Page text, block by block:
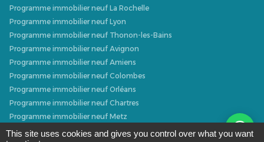
Programme immobilier neuf La Rochelle
Programme immobilier neuf Lyon
Programme immobilier neuf Thonon-les-Bains
Programme immobilier neuf Avignon
Programme immobilier neuf Amiens
Programme immobilier neuf Colombes
Programme immobilier neuf Orléans
Programme immobilier neuf Chartres
Programme immobilier neuf Metz
Programme immobilier neuf Caen
This site uses cookies and gives you control over what you want